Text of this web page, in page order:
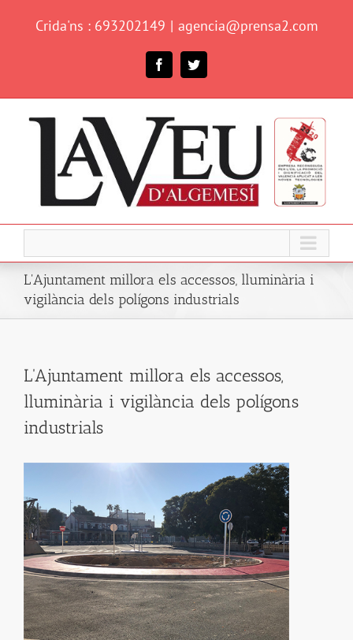
Crida'ns : 693202149 | agencia@prensa2.com
FacebookTwitter
L'Ajuntament millora els accessos, lluminària i
vigilància dels polígons industrials
L'Ajuntament millora els accessos,
lluminària i vigilància dels polígons
industrials